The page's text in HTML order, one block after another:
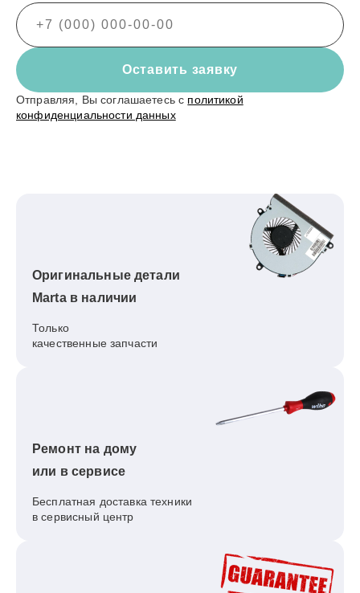
Оставить заявку
Отправляя, Вы соглашаетесь с политикой
конфиденциальности данных
Оригинальные детали
Marta в наличии
Только
качественные запчасти
Ремонт на дому
или в сервисе
Бесплатная доставка техники
в сервисный центр